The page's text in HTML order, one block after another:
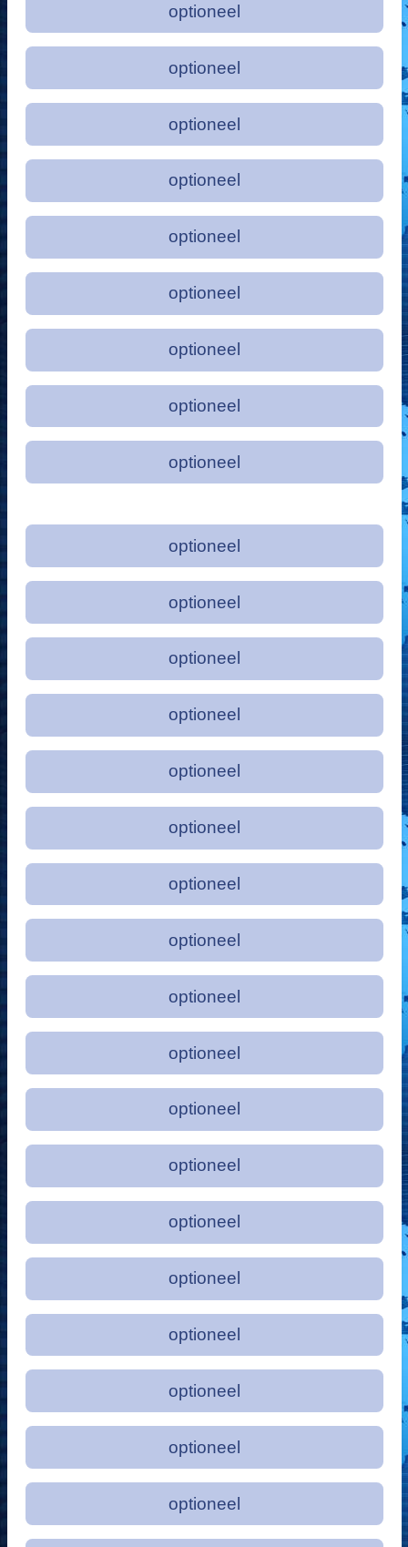
optioneel
optioneel
optioneel
optioneel
optioneel
optioneel
optioneel
optioneel
optioneel
optioneel
optioneel
optioneel
optioneel
optioneel
optioneel
optioneel
optioneel
optioneel
optioneel
optioneel
optioneel
optioneel
optioneel
optioneel
optioneel
optioneel
optioneel